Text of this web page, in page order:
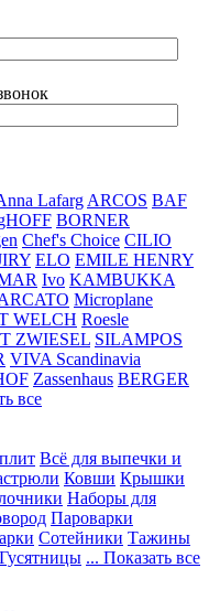
Lafarg ARCOS BAF
BORNER
Chef's Choice CILIO
ELO EMILE HENRY
Ivo KAMBUKKA
Microplane
WELCH Roesle
ZWIESEL SILAMPOS
VIVA Scandinavia
Zassenhaus BERGER
все
Всё для выпечки и
Ковши Крышки
Наборы для
Пароварки
Сотейники Тажины
... Показать все